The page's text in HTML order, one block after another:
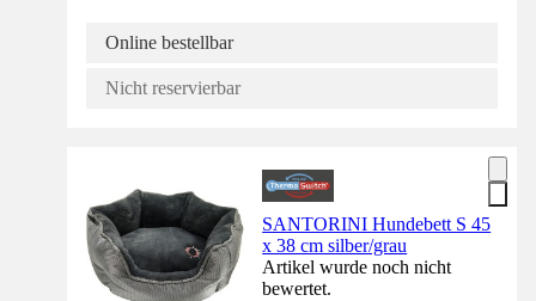
Online bestellbar
Nicht reservierbar
SANTORINI Hundebett S 45
x 38 cm silber/grau
Artikel wurde noch nicht
bewertet.